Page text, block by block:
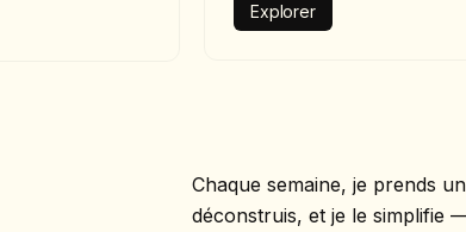
Explorer
Chaque semaine, je prends
déconstruis, et je le simplifie